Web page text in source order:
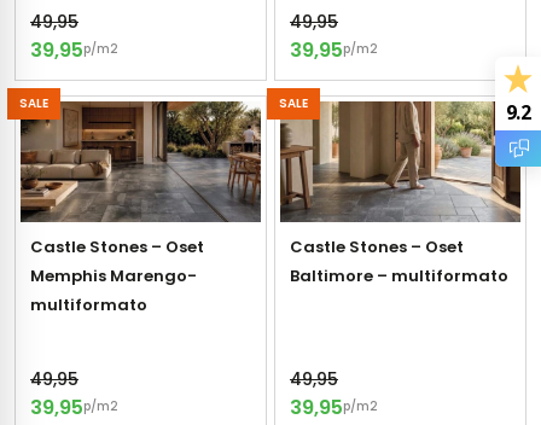
49,95
39,95p/m2
49,95
39,95p/m2
SALE
Castle Stones – Oset
Memphis Marengo-
multiformato
49,95
39,95p/m2
SALE
Castle Stones – Oset
Baltimore – multiformato
49,95
39,95p/m2
9.2
33 x 33 cm